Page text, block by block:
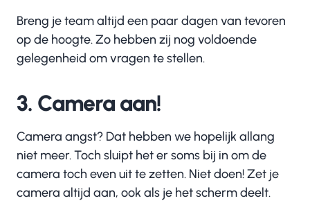
Breng je team altijd een paar dagen van tevoren
op de hoogte. Zo hebben zij nog voldoende
gelegenheid om vragen te stellen.
3. Camera aan!
Camera angst? Dat hebben we hopelijk allang
niet meer. Toch sluipt het er soms bij in om de
camera toch even uit te zetten. Niet doen! Zet je
camera altijd aan, ook als je het scherm deelt.